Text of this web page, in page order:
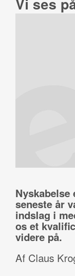
seneste år
indslag i
os et
videre på.
Af Claus